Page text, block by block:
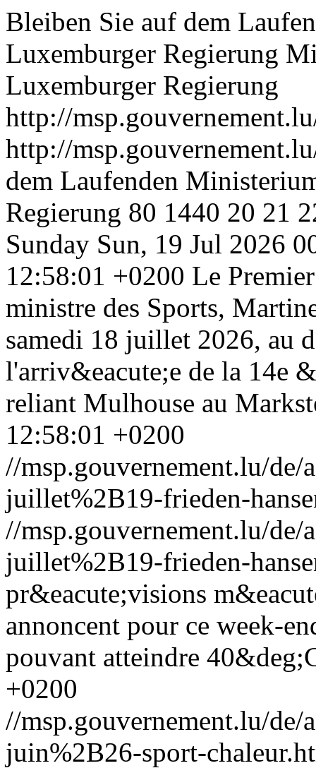
Bleiben Sie auf dem
Luxemburger Regierung
Luxemburger Regierung
http://
http://
dem Laufenden
Regierung 80 1440 20 21
Sunday Sun, 19 Jul 2026
12:58:01 +0200 Le
ministre des Sports,
samedi 18 juillet 2026, au
l'arriv&eacute;e de la 14e
reliant Mulhouse au
12:58:01 +0200
//msp.gouvernement.lu/
juillet%2B19-frieden-
//msp.gouvernement.lu/
juillet%2B19-frieden-
pr&eacute;visions
annoncent pour ce week-
pouvant atteindre
+0200
//msp.gouvernement.lu/
juin%2B26-sport-